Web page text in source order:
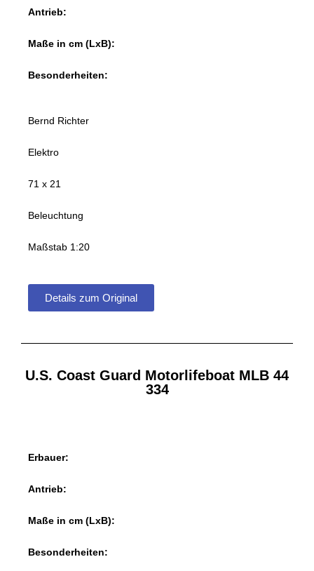
Antrieb:
Maße in cm (LxB):
Besonderheiten:
Bernd Richter
Elektro
71 x 21
Beleuchtung
Maßstab 1:20
Details zum Original
U.S. Coast Guard Motorlifeboat MLB 44
334
Erbauer:
Antrieb:
Maße in cm (LxB):
Besonderheiten: